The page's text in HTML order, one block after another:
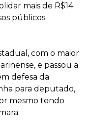
mais de R$14
públicos.
com o maior
e passou a
defesa da
para deputado,
mesmo tendo